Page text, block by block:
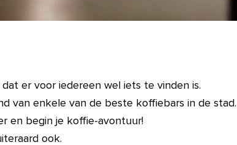
er voor iedereen wel iets te vinden is.
van enkele van de beste koffiebars in de stad.
en begin je koffie-avontuur!
ook.